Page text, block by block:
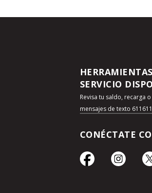
SERVICIO
Revisa tu saldo, recarga
mensajes de texto 611611
CONÉCTATE